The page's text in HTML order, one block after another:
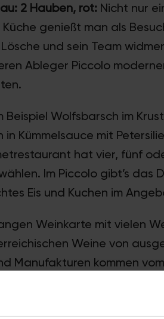
2 Hauben, rot: Nicht nur
genießt man als
und sein Team
Ableger Piccolo
Wolfsbarsch im
in Kümmelsauce mit
hat vier, fünf
Im Piccolo gibt’s
Eis und Kuchen im
Weinkarte mit vielen
Weine von
Manufakturen kommen